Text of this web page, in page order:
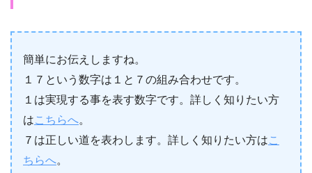
簡単にお伝えしますね。
１７という数字は１と７の組み合わせです。
１は実現する事を表す数字です。詳しく知りたい方
はこちらへ。
７は正しい道を表わします。詳しく知りたい方はこ
ちらへ。